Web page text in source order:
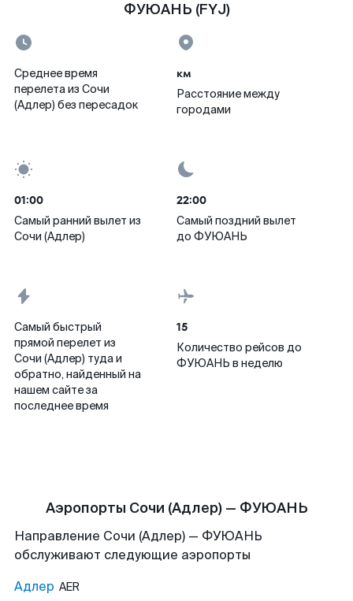
ФУЮАНЬ (FYJ)
Среднее время
перелета из Сочи
(Адлер) без пересадок
км
Расстояние между
городами
01:00
Самый ранний вылет из
Сочи (Адлер)
22:00
Самый поздний вылет
до ФУЮАНЬ
Самый быстрый
прямой перелет из
Сочи (Адлер) туда и
обратно, найденный на
нашем сайте за
последнее время
15
Количество рейсов до
ФУЮАНЬ в неделю
Аэропорты Сочи (Адлер) — ФУЮАНЬ
Направление Сочи (Адлер) — ФУЮАНЬ
обслуживают следующие аэропорты
Адлер AER